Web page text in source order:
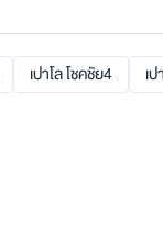
เปาโล โชคชัย4 เ